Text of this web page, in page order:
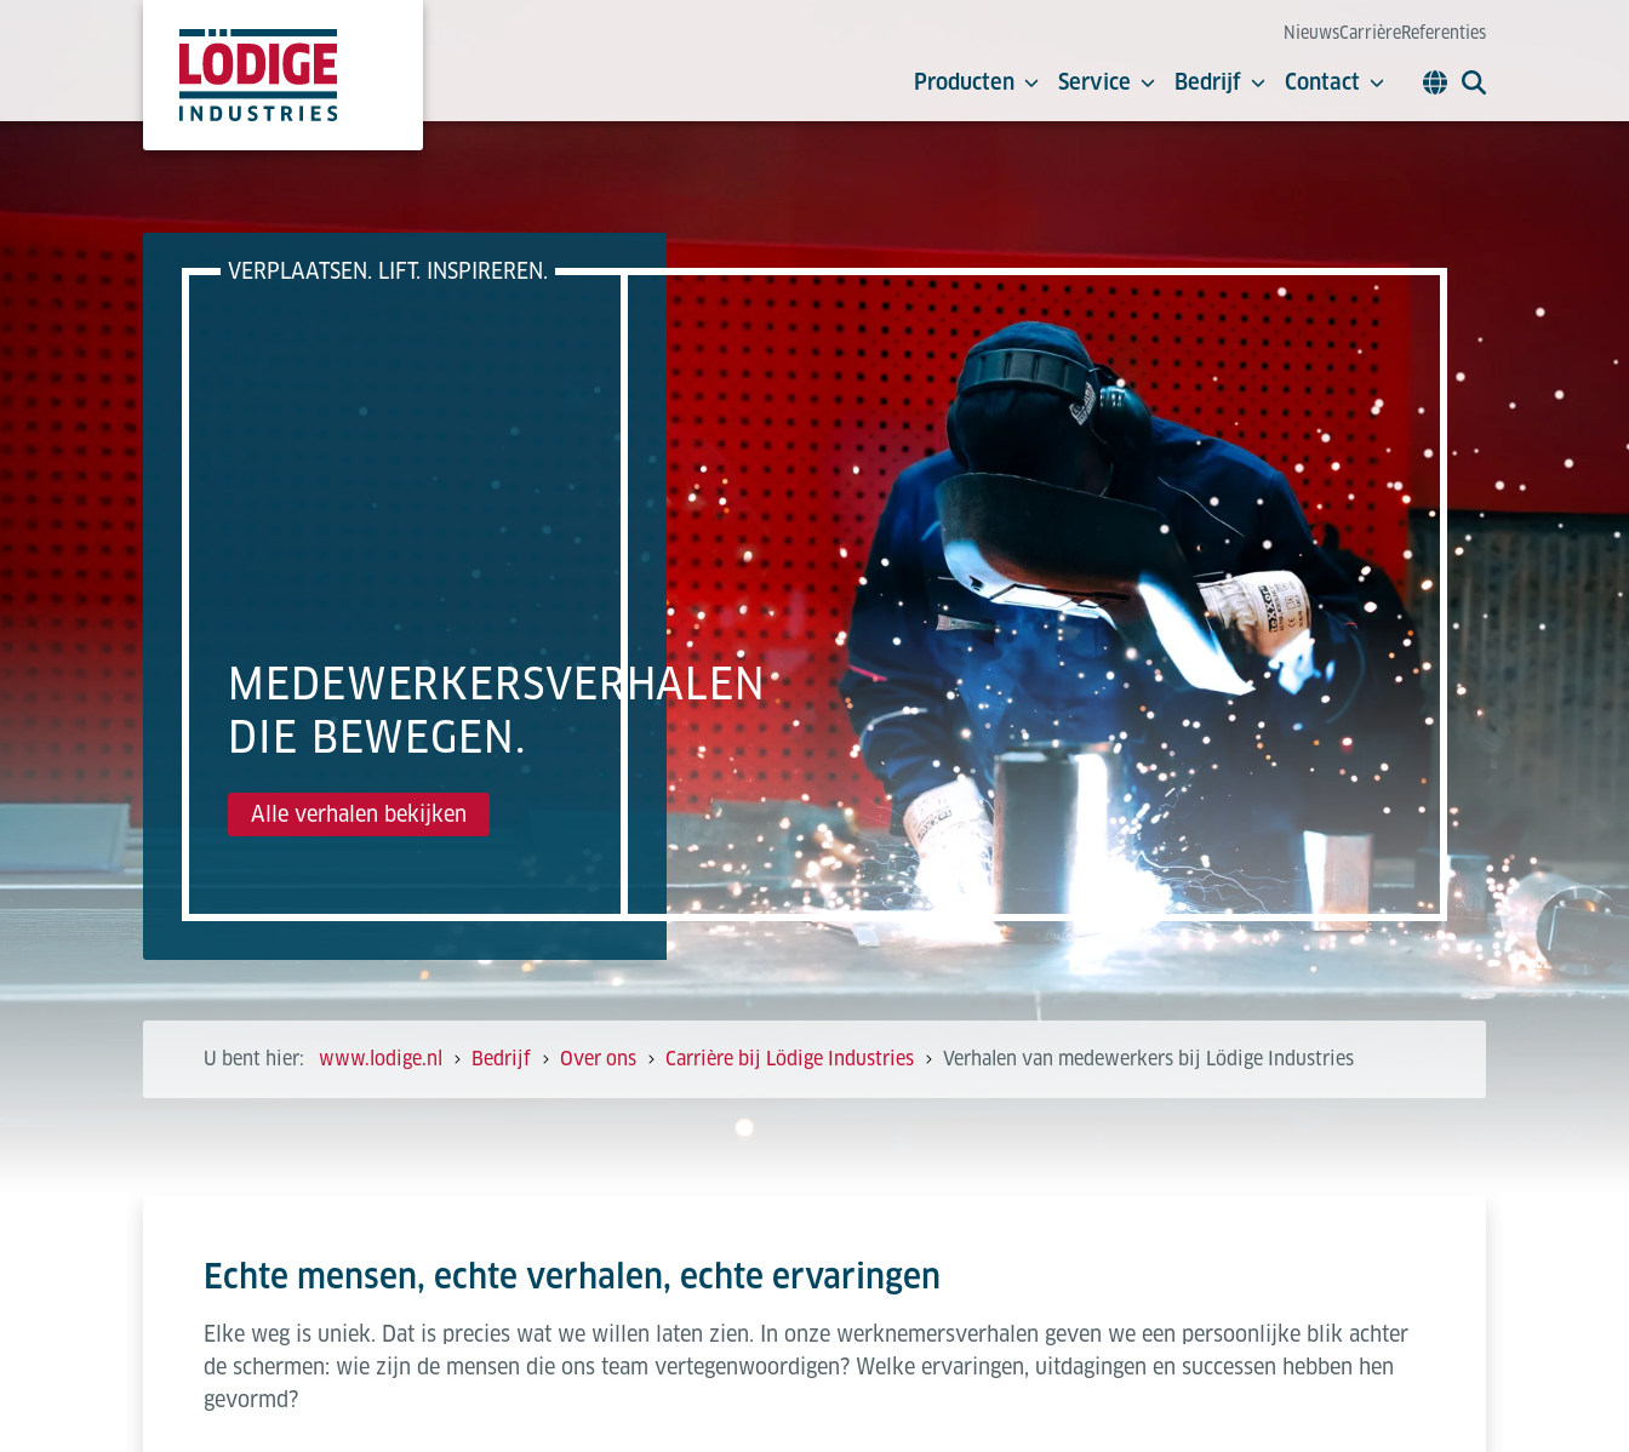
NieuwsCarrièreReferenties
Producten Service Bedrijf Contact
VERPLAATSEN. LIFT. INSPIREREN.
MEDEWERKERSVERHALEN
DIE BEWEGEN.
Alle verhalen bekijken
U bent hier: www.lodige.nl Bedrijf Over ons Carrière bij Lödige Industries Verhalen van medewerkers bij Lödige Industries
Echte mensen, echte verhalen, echte ervaringen
Elke weg is uniek. Dat is precies wat we willen laten zien. In onze werknemersverhalen geven we een persoonlijke blik achter
de schermen: wie zijn de mensen die ons team vertegenwoordigen? Welke ervaringen, uitdagingen en successen hebben hen
gevormd?